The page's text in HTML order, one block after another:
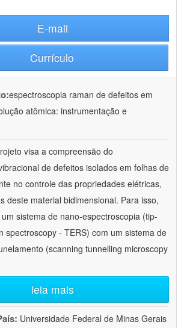
E-mail
Currículo
espectroscopia raman de defeitos em
atômica: instrumentação e
visa a compreensão do
de defeitos isolados em folhas de
no controle das propriedades elétricas,
deste material bidimensional. Para isso,
sistema de nano-espectroscopia (tip-
spectroscopy - TERS) com um sistema de
(scanning tunnelling microscopy
leia mais
Universidade Federal de Minas Gerais